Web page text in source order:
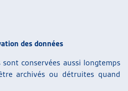
des données
conservées aussi longtemps
archivés ou détruites quand